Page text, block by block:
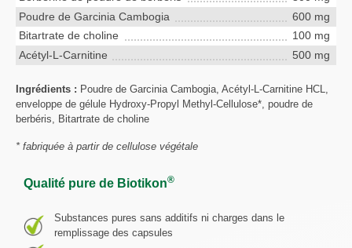
Poudre de Garcinia Cambogia
600 mg
Bitartrate de choline
100 mg
Acétyl-L-Carnitine
500 mg
Ingrédients : Poudre de Garcinia Cambogia, Acétyl-L-Carnitine HCL,
enveloppe de gélule Hydroxy-Propyl Methyl-Cellulose*, poudre de
berbéris, Bitartrate de choline
* fabriquée à partir de cellulose végétale
Qualité pure de Biotikon®
Substances pures sans additifs ni charges dans le
remplissage des capsules